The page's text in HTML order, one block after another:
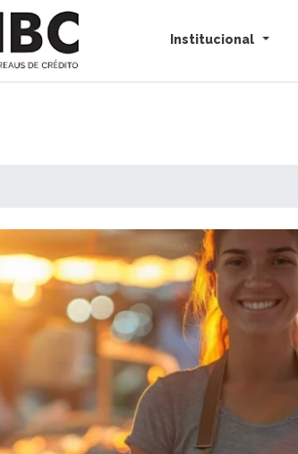
Institucional